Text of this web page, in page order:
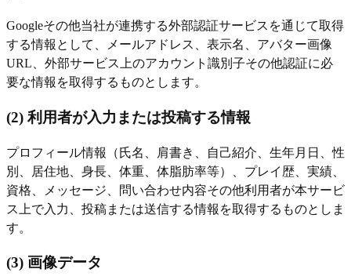
Googleその他当社が連携する外部認証サービスを通じて取得
する情報として、メールアドレス、表示名、アバター画像
URL、外部サービス上のアカウント識別子その他認証に必
要な情報を取得するものとします。
(2) 利用者が入力または投稿する情報
プロフィール情報（氏名、肩書き、自己紹介、生年月日、性
別、居住地、身長、体重、体脂肪率等）、プレイ歴、実績、
資格、メッセージ、問い合わせ内容その他利用者が本サービ
ス上で入力、投稿または送信する情報を取得するものとしま
す。
(3) 画像データ